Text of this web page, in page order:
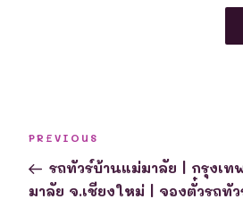
navigation
Previous
Post
PREVIOUS
รถทัวร์บ้านแม่มาลัย | กรุงเ
มาลัย จ.เชียงใหม่ | จองตั๋วรถทัว